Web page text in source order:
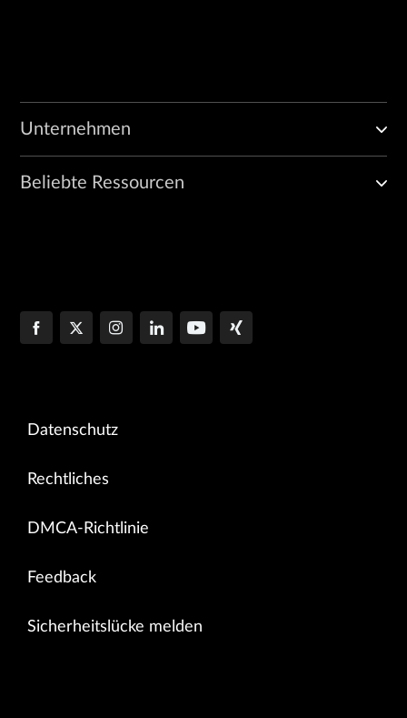
Unternehmen
Beliebte Ressourcen
Datenschutz
Rechtliches
DMCA-Richtlinie
Feedback
Sicherheitslücke melden